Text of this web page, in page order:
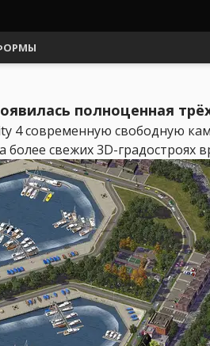
полноценная
4 современную свободную
свежих 3D-градостроях